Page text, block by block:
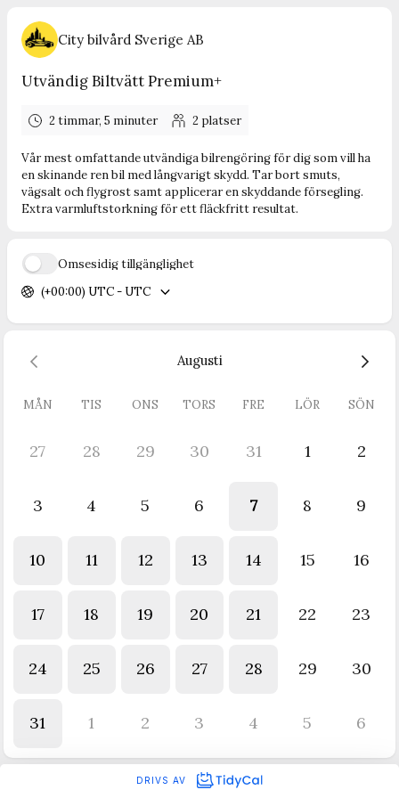
City bilvård Sverige AB
Utvändig Biltvätt Premium+
2 timmar, 5 minuter 2 platser
Vår mest omfattande utvändiga bilrengöring för dig som vill ha
en skinande ren bil med långvarigt skydd. Tar bort smuts,
vägsalt och flygrost samt applicerar en skyddande försegling.
Extra varmluftstorkning för ett fläckfritt resultat.
Ömsesidig tillgänglighet
(+00:00) UTC - UTC
Augusti
MÅN TIS ONS TORS FRE LÖR SÖN
27 28 29 30 31 1 2
3 4 5 6 7 8 9
10 11 12 13 14 15 16
17 18 19 20 21 22 23
24 25 26 27 28 29 30
31 1 2 3 4 5 6
DRIVS AV